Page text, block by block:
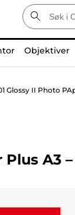
Objektiver
Glossy II Photo
A3